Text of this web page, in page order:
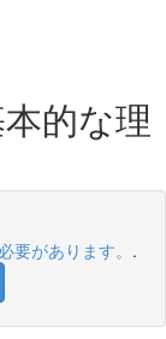
的な理
要があります。 .